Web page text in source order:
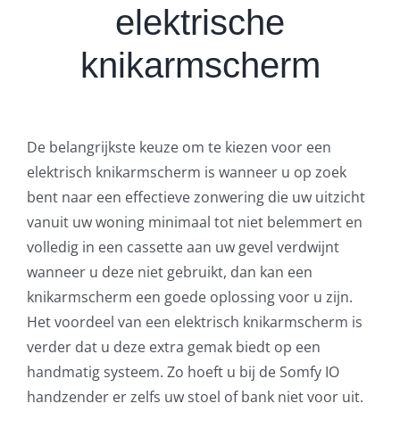
elektrische
knikarmscherm
De belangrijkste keuze om te kiezen voor een
elektrisch knikarmscherm is wanneer u op zoek
bent naar een effectieve zonwering die uw uitzicht
vanuit uw woning minimaal tot niet belemmert en
volledig in een cassette aan uw gevel verdwijnt
wanneer u deze niet gebruikt, dan kan een
knikarmscherm een goede oplossing voor u zijn.
Het voordeel van een elektrisch knikarmscherm is
verder dat u deze extra gemak biedt op een
handmatig systeem. Zo hoeft u bij de Somfy IO
handzender er zelfs uw stoel of bank niet voor uit.